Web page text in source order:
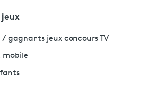
/ gagnants jeux concours TV
mobile